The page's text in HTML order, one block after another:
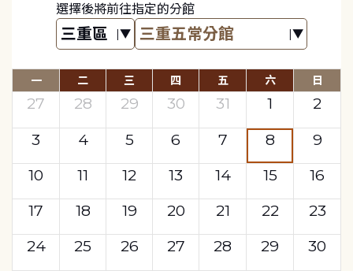
選擇後將前往指定的分館
一 二 三 四 五 六 日
27 28 29 30 31 1
2
3
4 5 6 7 8
9
10
11 12 13 14 15
16
17
18 19 20 21 22
23
24
25 26 27 28 29
30